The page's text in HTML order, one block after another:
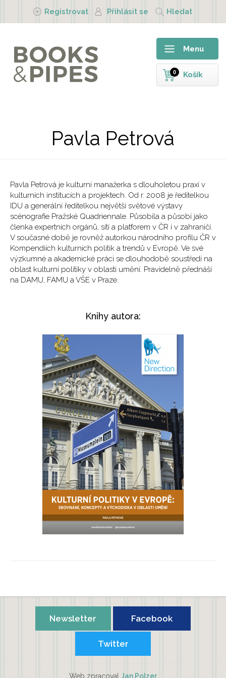
Registrovat Přihlásit se Hledat
Menu
Košík
0
Pavla Petrová
Pavla Petrová je kulturní manažerka s dlouholetou praxí v
kulturních institucích a projektech. Od r. 2008 je ředitelkou
IDU a generální ředitelkou největší světové výstavy
scénografie Pražské Quadriennale. Působila a působí jako
členka expertních orgánů, sítí a platforem v ČR i v zahraničí.
V současné době je rovněž autorkou národního profilu ČR v
Kompendiích kulturních politik a trendů v Evropě. Ve své
výzkumné a akademické práci se dlouhodobě soustředí na
oblast kulturní politiky v oblasti umění. Pravidelně přednáší
na DAMU, FAMU a VŠE v Praze.
Knihy autora
Newsletter Facebook
Twitter
Web zpracoval Jan Polzer